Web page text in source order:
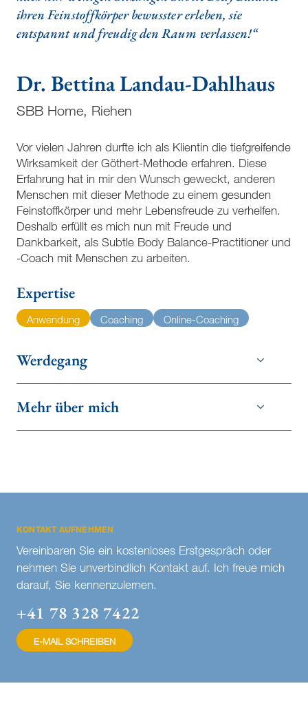
ihren Feinstoffkörper bewusster erleben, sie
entspannt und freudig den Raum verlassen!“
Dr. Bettina Landau-Dahlhaus
SBB Home, Riehen
Vor vielen Jahren durfte ich als Klientin die tiefgreifende
Wirksamkeit der Göthert-Methode erfahren. Diese
Erfahrung hat in mir den Wunsch geweckt, anderen
Menschen mit dieser Methode zu einem gesunden
Feinstoffkörper und mehr Lebensfreude zu verhelfen.
Deshalb erfüllt es mich nun mit Freude und
Dankbarkeit, als Subtle Body Balance-Practitioner und
-Coach mit Menschen zu arbeiten.
Expertise
Anwendung Coaching Online-Coaching
Werdegang
Mehr über mich
KONTAKT AUFNEHMEN
Vereinbaren Sie ein kostenloses Erstgespräch oder
nehmen Sie unverbindlich Kontakt auf. Ich freue mich
darauf, Sie kennenzulernen.
+41 78 328 7422
E-MAIL SCHREIBEN